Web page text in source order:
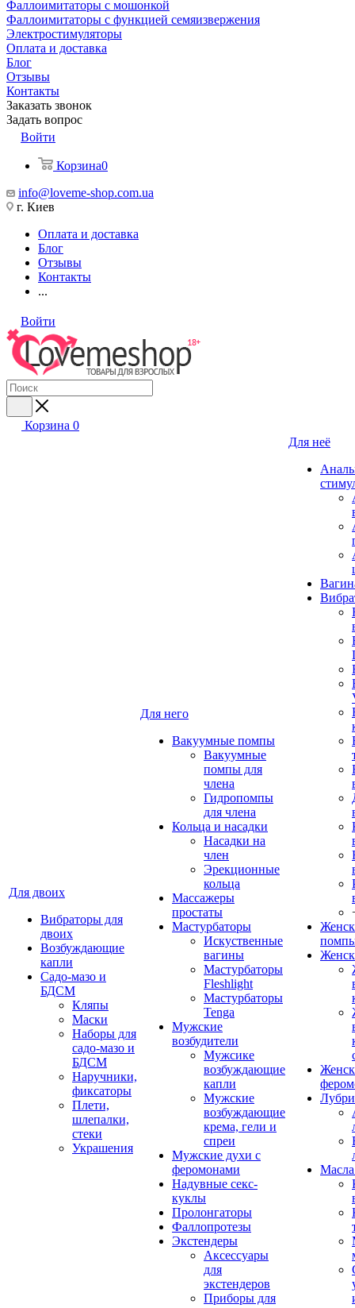
Фаллоимитаторы с мошонкой
Фаллоимитаторы с функцией семяизвержения
Электростимуляторы
Оплата и доставка
Блог
Отзывы
Контакты
Заказать звонок
Задать вопрос
Войти
Корзина0
info@loveme-shop.com.ua
г. Киев
Оплата и доставка
Блог
Отзывы
Контакты
...
Войти
Корзина 0
Для двоих
Вибраторы для
двоих
Возбуждающие
капли
Садо-мазо и
БДСМ
Кляпы
Маски
Наборы для
садо-мазо и
БДСМ
Наручники,
фиксаторы
Плети,
шлепалки,
стеки
Украшения
Для него
Вакуумные помпы
Вакуумные
помпы для
члена
Гидропомпы
для члена
Кольца и насадки
Насадки на
член
Эрекционные
кольца
Массажеры
простаты
Мастурбаторы
Искуственные
вагины
Мастурбаторы
Fleshlight
Мастурбаторы
Tenga
Мужские
возбудители
Мужсике
возбуждающие
капли
Мужские
возбуждающие
крема, гели и
спреи
Мужские духи с
феромонами
Надувные секс-
куклы
Пролонгаторы
Фаллопротезы
Экстендеры
Аксессуары
для
экстендеров
Приборы для
Для неё